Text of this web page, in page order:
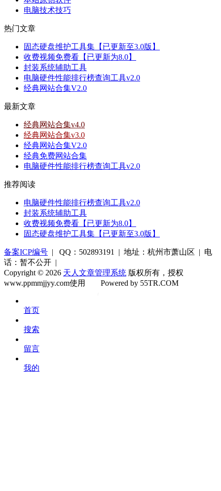
电脑技术技巧
热门文章
固态硬盘维护工具集【已更新至3.0版】
收费视频免费看【已更新为8.0】
封装系统辅助工具
电脑硬件性能排行榜查询工具v2.0
经典网站合集V2.0
最新文章
经典网站合集v4.0
经典网站合集v3.0
经典网站合集V2.0
经典免费网站合集
电脑硬件性能排行榜查询工具v2.0
推荐阅读
电脑硬件性能排行榜查询工具v2.0
封装系统辅助工具
收费视频免费看【已更新为8.0】
固态硬盘维护工具集【已更新至3.0版】
备案ICP编号 | QQ：502893191 | 地址：杭州市萧山区 | 电
话：暂不公开 |
Copyright © 2026 天人文章管理系统 版权所有，授权
www.ppmmjjyy.com使用
Powered by 55TR.COM
首页
搜索
留言
我的